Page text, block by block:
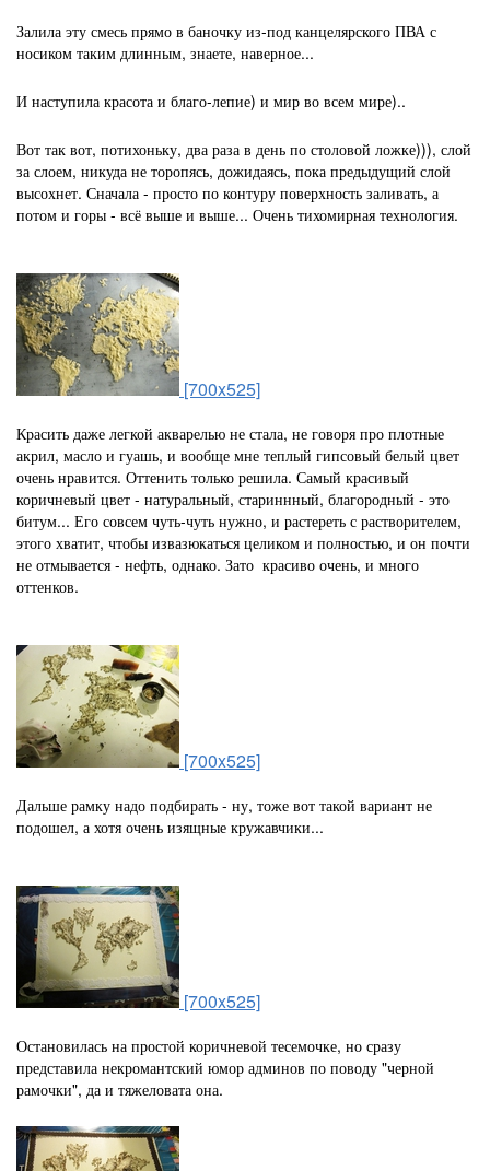
Залила эту смесь прямо в баночку из-под канцелярского ПВА с
носиком таким длинным, знаете, наверное...
И наступила красота и благо-лепие) и мир во всем мире)..
Вот так вот, потихоньку, два раза в день по столовой ложке))), слой
за слоем, никуда не торопясь, дожидаясь, пока предыдущий слой
высохнет. Сначала - просто по контуру поверхность заливать, а
потом и горы - всё выше и выше... Очень тихомирная технология.
[700x525]
Красить даже легкой акварелью не стала, не говоря про плотные
акрил, масло и гуашь, и вообще мне теплый гипсовый белый цвет
очень нравится. Оттенить только решила. Самый красивый
коричневый цвет - натуральный, стариннный, благородный - это
битум... Его совсем чуть-чуть нужно, и растереть с растворителем,
этого хватит, чтобы извазюкаться целиком и полностью, и он почти
не отмывается - нефть, однако. Зато красиво очень, и много
оттенков.
[700x525]
Дальше рамку надо подбирать - ну, тоже вот такой вариант не
подошел, а хотя очень изящные кружавчики...
[700x525]
Остановилась на простой коричневой тесемочке, но сразу
представила некромантский юмор админов по поводу "черной
рамочки", да и тяжеловата она.